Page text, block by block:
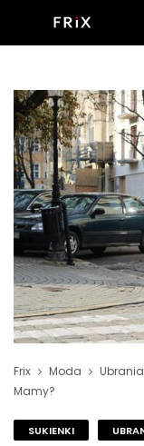
Frix Moda
Mamy?
SUKIENKI